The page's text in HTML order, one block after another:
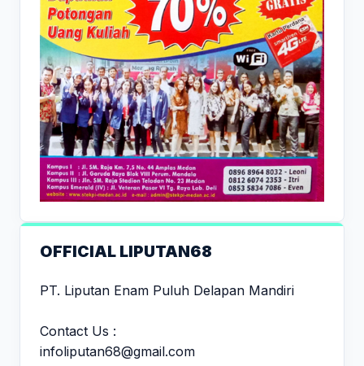
OFFICIAL LIPUTAN68
PT. Liputan Enam Puluh Delapan Mandiri
Contact Us :
infoliputan68@gmail.com